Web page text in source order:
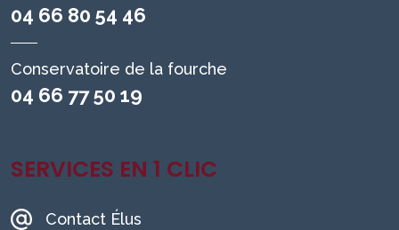
04 66 80 54 46
Conservatoire de la fourche
04 66 77 50 19
SERVICES EN 1 CLIC
Contact Élus